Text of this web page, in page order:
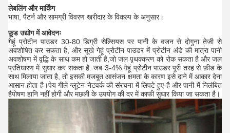
लेबलिंग और मार्किंग
भाषा, पैटर्न और सामग्री विवरण खरीदार के विकल्प के अनुसार।
फ़ूड उद्योग में आवेदनः
गेहूं प्रोटीन पाउडर 30-80 डिग्री सेल्सियस पर पानी के वजन से दोगुना तेजी से
अवशोषित कर सकता है, और सूखे गेहूं प्रोटीन पाउडर में प्रोटीन अंडे की मात्रा पानी
अवशोषण में वृद्धि के साथ कम हो जाती है,जो जल पृथक्करण को रोक सकता है और जल
प्रतिधारण में सुधार कर सकता है. जब 3-4% गेहूं प्रोटीन पाउडर पूरी तरह से फ़ीड के
साथ मिलाया जाता है, तो इसकी मजबूत आसंजन क्षमता के कारण इसे दाने में आकार देना
आसान होता है।पेय गीले ग्लूटेन नेटवर्क की संरचना में लिपटे हुए है और पानी में निलंबित
हैपोषण हानि नहीं होगी और मछली के उपयोग की दर में काफी सुधार किया जा सकता है।